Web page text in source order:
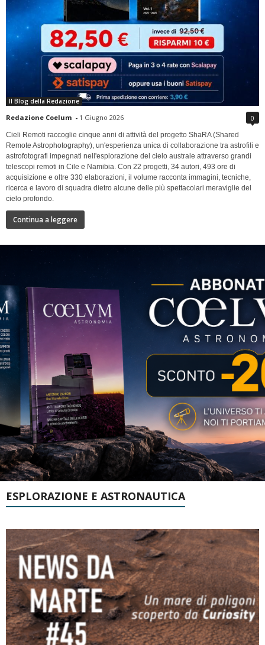
Il Blog della Redazione
Redazione Coelum - 1 Giugno 2026 0
Cieli Remoti raccoglie cinque anni di attività del progetto ShaRA (Shared
Remote Astrophotography), un'esperienza unica di collaborazione tra astrofili e
astrofotografi impegnati nell'esplorazione del cielo australe attraverso grandi
telescopi remoti in Cile e Namibia. Con 22 progetti, 34 autori, 493 ore di
acquisizione e oltre 330 elaborazioni, il volume racconta immagini, tecniche,
ricerca e lavoro di squadra dietro alcune delle più spettacolari meraviglie del
cielo profondo.
Continua a leggere
ESPLORAZIONE E ASTRONAUTICA